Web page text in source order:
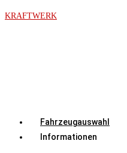
Zum
KRAFTWERK
Menü
Fahrzeugauswahl
Informationen